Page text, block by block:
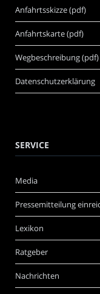
Anfahrtsskizze (pdf)
Anfahrtskarte (pdf)
Wegbeschreibung (pdf)
Datenschutzerklärung
SERVICE
Media
Pressemitteilung
Lexikon
Ratgeber
Nachrichten